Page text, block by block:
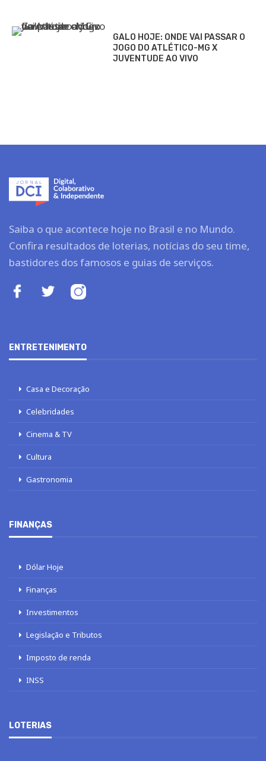
GALO HOJE: ONDE VAI PASSAR O
JOGO DO ATLÉTICO-MG X
JUVENTUDE AO VIVO
Saiba o que acontece hoje no Brasil e no Mundo.
Confira resultados de loterias, notícias do seu time,
bastidores dos famosos e guias de serviços.
ENTRETENIMENTO
Casa e Decoração
Celebridades
Cinema & TV
Cultura
Gastronomia
FINANÇAS
Dólar Hoje
Finanças
Investimentos
Legislação e Tributos
Imposto de renda
INSS
LOTERIAS